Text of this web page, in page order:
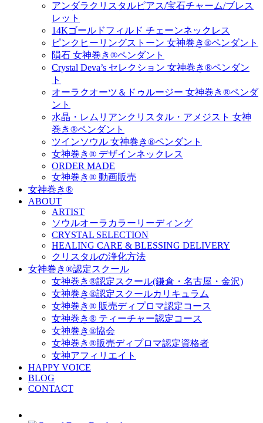
アンダラクリスタルピアス/宝石チャーム/ブレス
レット
14Kゴールドフィルド チェーンネックレス
ピンクヒーリングストーン 女神巻き®ペンダント
隕石 女神巻き®ペンダント
Crystal Deva’s セレクション 女神巻き®ペンダン
ト
オーラクオーツ＆ドゥルージー 女神巻き®ペンダ
ント
水晶・レムリアンクリスタル・アメジスト 女神
巻き®ペンダント
ツインソウル 女神巻き®ペンダント
女神巻き® デザインネックレス
ORDER MADE
女神巻き® 動画販売
女神巻き®
ABOUT
ARTIST
ソウルオーラカラーリーディング
CRYSTAL SELECTION
HEALING CARE & BLESSING DELIVERY
クリスタルの浄化方法
女神巻き®認定スクール
女神巻き®認定スクール(鎌倉・名古屋・金沢)
女神巻き®認定スクールカリキュラム
女神巻き® 販売ディプロマ認定コース
女神巻き® ティーチャー認定コース
女神巻き®協会
女神巻き®販売ディプロマ認定資格者
女神アフィリエイト
HAPPY VOICE
BLOG
CONTACT